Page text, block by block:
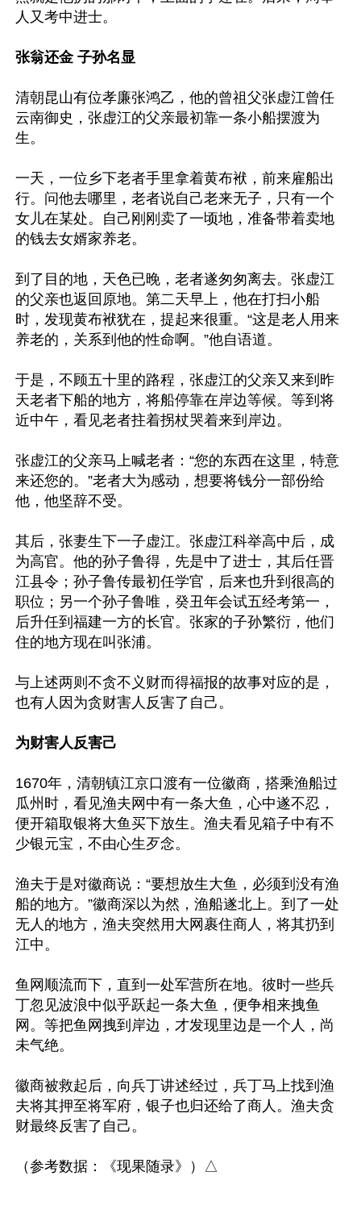
人又考中进士。
张翁还金 子孙名显
清朝昆山有位孝廉张鸿乙，他的曾祖父张虚江曾任
云南御史，张虚江的父亲最初靠一条小船摆渡为
生。
一天，一位乡下老者手里拿着黄布袱，前来雇船出
行。问他去哪里，老者说自己老来无子，只有一个
女儿在某处。自己刚刚卖了一顷地，准备带着卖地
的钱去女婿家养老。
到了目的地，天色已晚，老者遂匆匆离去。张虚江
的父亲也返回原地。第二天早上，他在打扫小船
时，发现黄布袱犹在，提起来很重。“这是老人用来
养老的，关系到他的性命啊。”他自语道。
于是，不顾五十里的路程，张虚江的父亲又来到昨
天老者下船的地方，将船停靠在岸边等候。等到将
近中午，看见老者拄着拐杖哭着来到岸边。
张虚江的父亲马上喊老者：“您的东西在这里，特意
来还您的。”老者大为感动，想要将钱分一部份给
他，他坚辞不受。
其后，张妻生下一子虚江。张虚江科举高中后，成
为高官。他的孙子鲁得，先是中了进士，其后任晋
江县令；孙子鲁传最初任学官，后来也升到很高的
职位；另一个孙子鲁唯，癸丑年会试五经考第一，
后升任到福建一方的长官。张家的子孙繁衍，他们
住的地方现在叫张浦。
与上述两则不贪不义财而得福报的故事对应的是，
也有人因为贪财害人反害了自己。
为财害人反害己
1670年，清朝镇江京口渡有一位徽商，搭乘渔船过
瓜州时，看见渔夫网中有一条大鱼，心中遂不忍，
便开箱取银将大鱼买下放生。渔夫看见箱子中有不
少银元宝，不由心生歹念。
渔夫于是对徽商说：“要想放生大鱼，必须到没有渔
船的地方。”徽商深以为然，渔船遂北上。到了一处
无人的地方，渔夫突然用大网裹住商人，将其扔到
江中。
鱼网顺流而下，直到一处军营所在地。彼时一些兵
丁忽见波浪中似乎跃起一条大鱼，便争相来拽鱼
网。等把鱼网拽到岸边，才发现里边是一个人，尚
未气绝。
徽商被救起后，向兵丁讲述经过，兵丁马上找到渔
夫将其押至将军府，银子也归还给了商人。渔夫贪
财最终反害了自己。